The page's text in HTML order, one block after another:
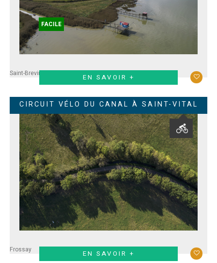
EN SAVOIR +
Saint-BrevinPaimboeufCorsept
FACILE
CIRCUIT VÉLO DU CANAL À SAINT-VITAL
EN SAVOIR +
Frossay